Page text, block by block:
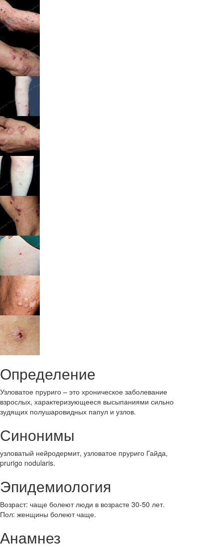
Определение
Узловатое пруриго – это хроническое заболевание
взрослых, характеризующееся высыпаниями сильно
зудящих полушаровидных папул и узлов.
Синонимы
узловатый нейродермит, узловатое пруриго Гайда,
prurigo nodularis.
Эпидемиология
Возраст: чаще болеют люди в возрасте 30-50 лет.
Пол: женщины болеют чаще.
Анамнез